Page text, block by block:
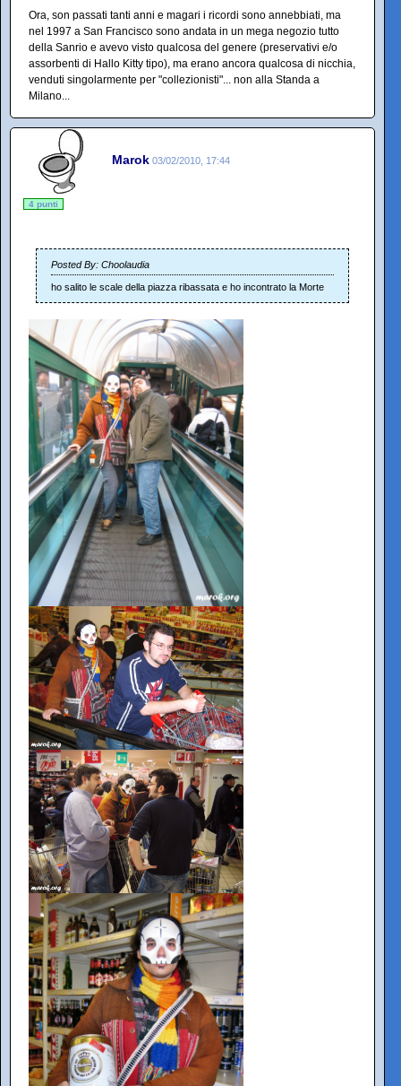
Ora, son passati tanti anni e magari i ricordi sono annebbiati, ma
nel 1997 a San Francisco sono andata in un mega negozio tutto
della Sanrio e avevo visto qualcosa del genere (preservativi e/o
assorbenti di Hallo Kitty tipo), ma erano ancora qualcosa di nicchia,
venduti singolarmente per "collezionisti"... non alla Standa a
Milano...
Marok 03/02/2010, 17:44
4 punti
Posted By: Choolaudia
ho salito le scale della piazza ribassata e ho incontrato la Morte